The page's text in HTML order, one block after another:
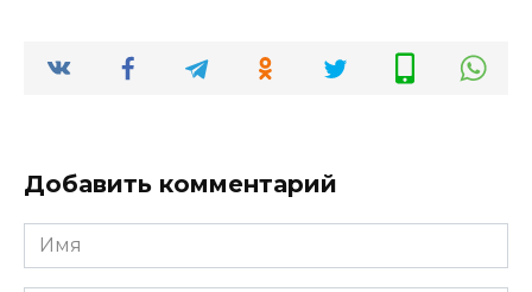
Добавить комментарий
Имя
*